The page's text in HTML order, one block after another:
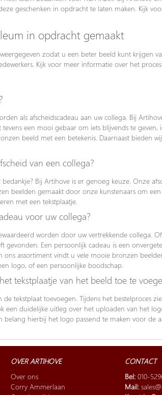
geschenken in opdracht te laten maken. Kijk
in opdracht gemaakt
zodat u een beter beeld kunt krijgen
Kijk voor meer informatie over het
als afscheidscadeau aan uw collega. Bij
een mooi gebaar om iets blijvends te geven,
beeld met een betekenis. Daarnaast bieden
van een collega?
Bij Artihove is er genoeg keuze. Onze
beelden gemaakt door onze kunstenaars om een
met een tekstplaatje.
voor uw collega?
worden door uw vertrekkende collega.
gevonden. Een persoonlijk cadeau is een
ons assortiment vindt u vele mooie bronzen
logo, of een persoonlijke boodschap.
tekstplaatje van het beeld toe te
tekstplaat toevoegen. Tijdens het bestelproces
een duidelijke uitleg over het uploaden van het
belang hierbij het logo passend te maken voor de
OVER ARTIHOVE
Over ons
Corry Ammerlaan
CONTACT
Bel: 010-
Mail: